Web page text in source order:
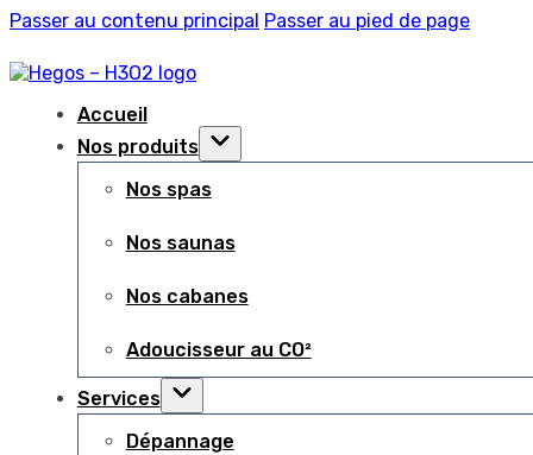
Passer au contenu principal Passer au pied de page
Accueil
Nos produits
Nos spas
Nos saunas
Nos cabanes
Adoucisseur au CO²
Services
Dépannage